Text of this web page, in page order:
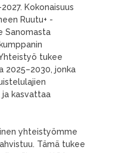
Kokonaisuus
Ruutu+ -
Sanomasta
tukee
2025–2030, jonka
kasvattaa
yhteistyömme
Tämä tukee